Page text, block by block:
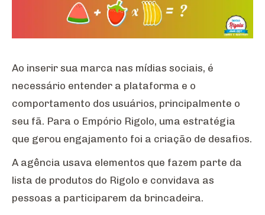
Ao inserir sua marca nas mídias sociais, é
necessário entender a plataforma e o
comportamento dos usuários, principalmente o
seu fã. Para o Empório Rigolo, uma estratégia
que gerou engajamento foi a criação de desafios.
A agência usava elementos que fazem parte da
lista de produtos do Rigolo e convidava as
pessoas a participarem da brincadeira.